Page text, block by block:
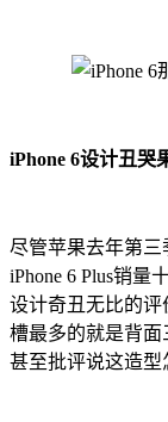
iPhone 6设计丑哭
尽管苹果去年第三
iPhone 6 Plus销量
设计奇丑无比的评
槽最多的就是背
甚至批评说这造型